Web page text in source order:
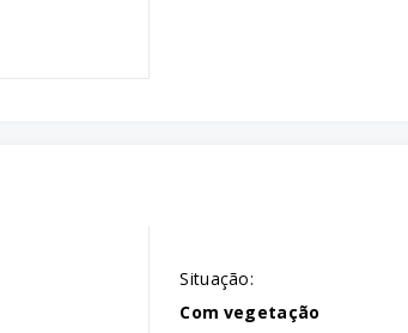
Situação:
Com vegetação